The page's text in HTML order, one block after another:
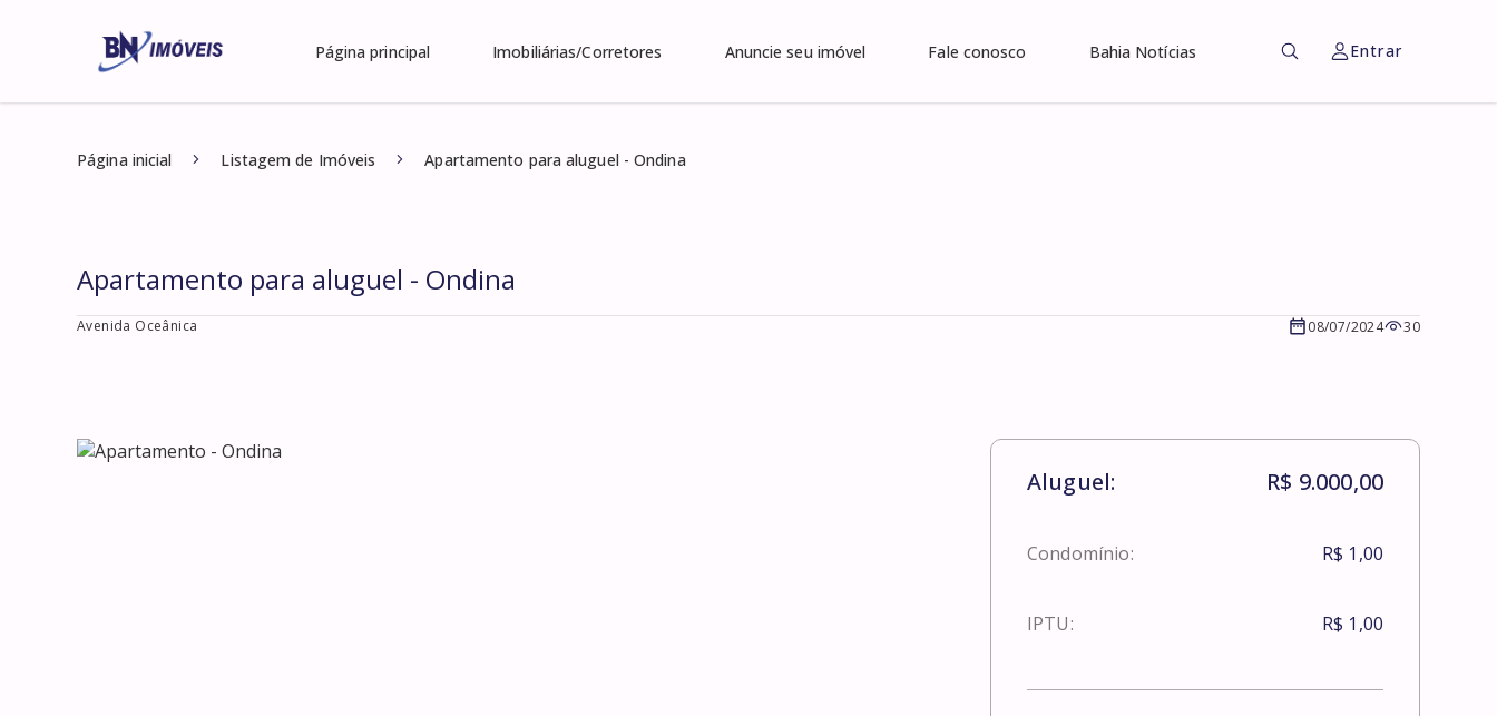
Página principal Imobiliárias/Corretores Anuncie seu imóvel Fale conosco Bahia Notícias Entrar
Página inicial Listagem de Imóveis Apartamento para aluguel - Ondina
Apartamento para aluguel - Ondina
Avenida Oceânica 08/07/2024 30
Aluguel: R$ 9.000,00
Condomínio: R$ 1,00
IPTU: R$ 1,00